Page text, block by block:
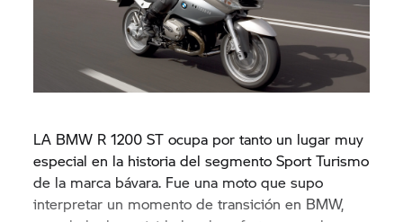
LA BMW R 1200 ST ocupa por tanto un lugar muy
especial en la historia del segmento Sport Turismo
de la marca bávara. Fue una moto que supo
interpretar un momento de transición en BMW,